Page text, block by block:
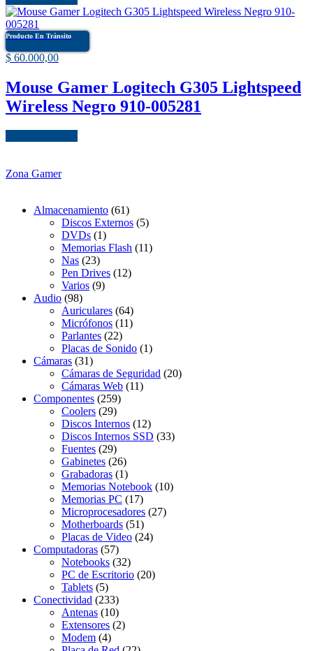
Producto En Tránsito
$ 60.000,00
Mouse Gamer Logitech G305 Lightspeed
Wireless Negro 910-005281
Zona Gamer
Almacenamiento (61)
Discos Externos (5)
DVDs (1)
Memorias Flash (11)
Nas (23)
Pen Drives (12)
Varios (9)
Audio (98)
Auriculares (64)
Micrófonos (11)
Parlantes (22)
Placas de Sonido (1)
Cámaras (31)
Cámaras de Seguridad (20)
Cámaras Web (11)
Componentes (259)
Coolers (29)
Discos Internos (12)
Discos Internos SSD (33)
Fuentes (29)
Gabinetes (26)
Grabadoras (1)
Memorias Notebook (10)
Memorias PC (17)
Microprocesadores (27)
Motherboards (51)
Placas de Video (24)
Computadoras (57)
Notebooks (32)
PC de Escritorio (20)
Tablets (5)
Conectividad (233)
Antenas (10)
Extensores (2)
Modem (4)